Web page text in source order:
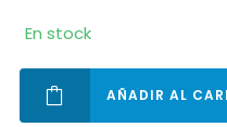
En stock
AÑADIR AL